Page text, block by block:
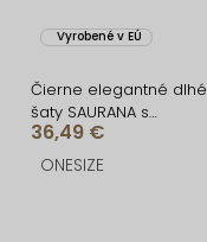
Vyrobené v EÚ
Čierne elegantné dlhé
šaty SAURANA s
rázporkom
36,49 €
ONESIZE